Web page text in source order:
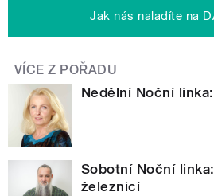
Jak nás naladíte na
VÍCE Z POŘADU
Nedělní Noční
Sobotní Noční
železnicí